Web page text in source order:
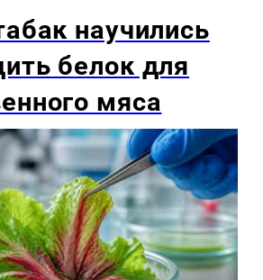
научились
белок для
мяса